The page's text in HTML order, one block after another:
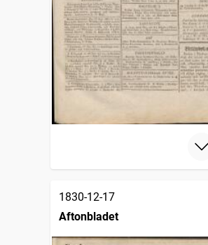
1830-12-17
Aftonbladet